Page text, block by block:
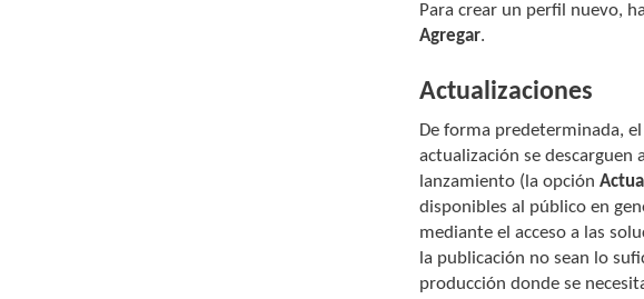
Para crear un perfil nuevo,
Agregar.
Actualizaciones
De forma predeterminada,
actualización se descarguen
lanzamiento (la opción
disponibles al público en
mediante el acceso a las
la publicación no sean lo
producción donde se